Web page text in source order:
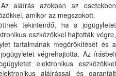
aláírás azokban az esetekben
amikor az megszokott.
tekintendő, ha a jogügyletet
eszközökkel hajtották végre,
tartalmának megörökítését és a
végrehajtotta. Az írásbeli
elektronikus eszközökkel
aláírással és garantált